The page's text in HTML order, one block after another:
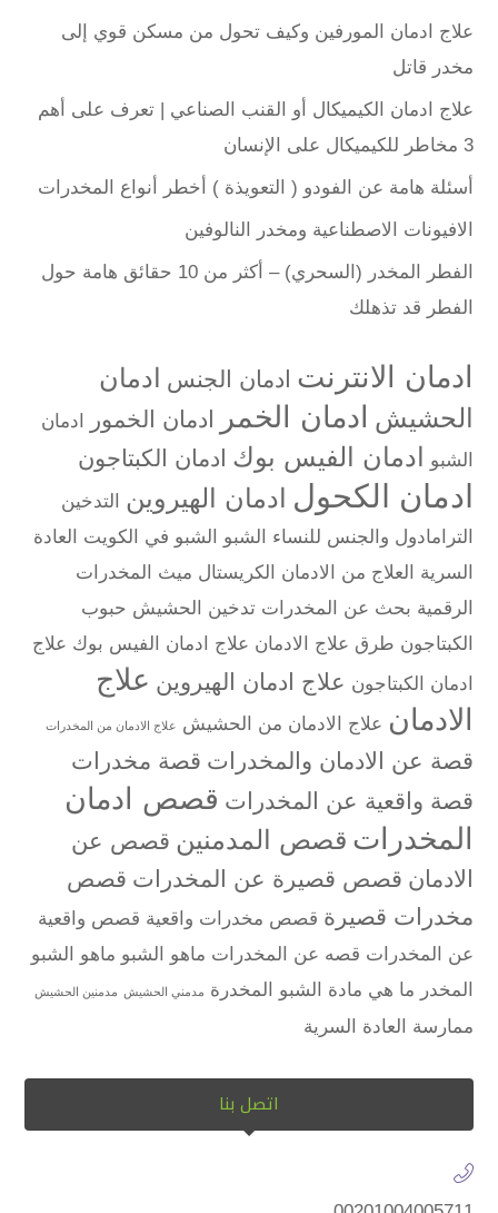
علاج ادمان المورفين وكيف تحول من مسكن قوي إلى
مخدر قاتل
علاج ادمان الكيميكال أو القنب الصناعي | تعرف على أهم
3 مخاطر للكيميكال على الإنسان
أسئلة هامة عن الفودو ( التعويذة ) أخطر أنواع المخدرات
الافيونات الاصطناعية ومخدر النالوفين
الفطر المخدر (السحري) – أكثر من 10 حقائق هامة حول
الفطر قد تذهلك
ادمان الانترنت ادمان الجنس ادمان
الحشيش ادمان الخمر ادمان الخمور
ادمان
الشبو ادمان الفيس بوك ادمان الكبتاجون
ادمان الكحول ادمان الهيروين
التدخين
الترامادول والجنس للنساء
الشبو الشبو في الكويت
العادة
السرية
العلاج من الادمان الكريستال ميث
المخدرات
الرقمية بحث عن المخدرات تدخين الحشيش حبوب
الكبتاجون طرق علاج الادمان علاج ادمان الفيس بوك علاج
ادمان الكبتاجون علاج ادمان الهيروين علاج
الادمان علاج الادمان من الحشيش علاج الادمان من المخدرات
قصة عن الادمان والمخدرات قصة مخدرات
قصة واقعية عن المخدرات قصص ادمان
المخدرات قصص المدمنين قصص عن
الادمان قصص قصيرة عن المخدرات قصص
مخدرات قصيرة قصص مخدرات واقعية قصص واقعية
عن المخدرات قصه عن المخدرات ماهو الشبو ماهو الشبو
المخدر ما هي مادة الشبو المخدرة مدمني الحشيش مدمنين الحشيش
ممارسة العادة السرية
اتصل بنا